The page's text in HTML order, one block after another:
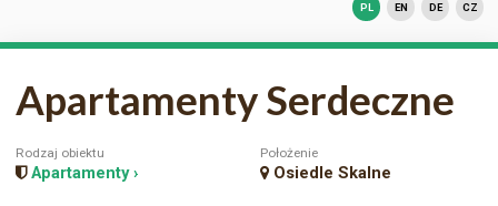
PL EN DE CZ
Apartamenty Serdeczne
Rodzaj obiektu
Apartamenty ›
Położenie
Osiedle Skalne